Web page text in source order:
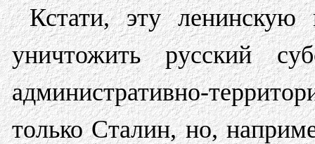
Кстати, эту ленинскую
уничтожить русский
административно-
только Сталин, но,